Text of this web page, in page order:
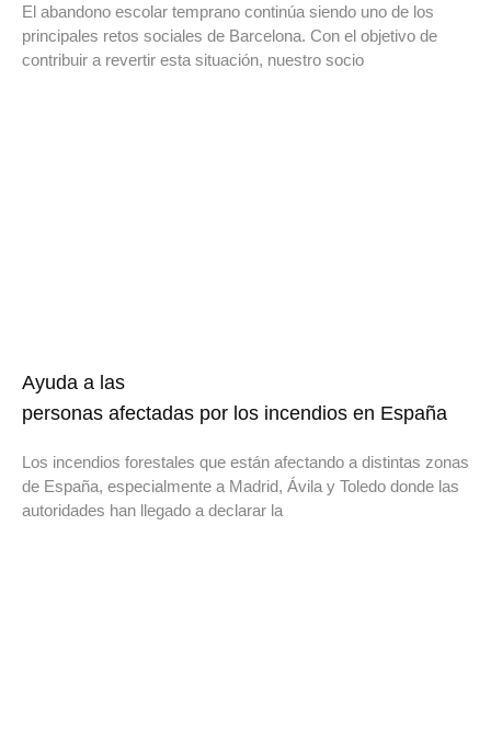
El abandono escolar temprano continúa siendo uno de los
principales retos sociales de Barcelona. Con el objetivo de
contribuir a revertir esta situación, nuestro socio
Ayuda a las
personas afectadas por los incendios en España
Los incendios forestales que están afectando a distintas zonas
de España, especialmente a Madrid, Ávila y Toledo donde las
autoridades han llegado a declarar la